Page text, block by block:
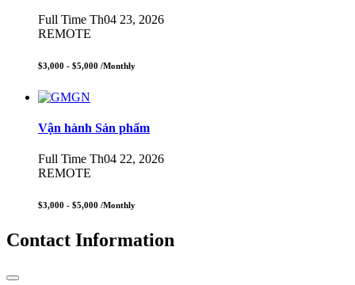
Full Time Th04 23, 2026
REMOTE
$3,000 - $5,000 /Monthly
Vận hành Sản phẩm
Full Time Th04 22, 2026
REMOTE
$3,000 - $5,000 /Monthly
Contact Information